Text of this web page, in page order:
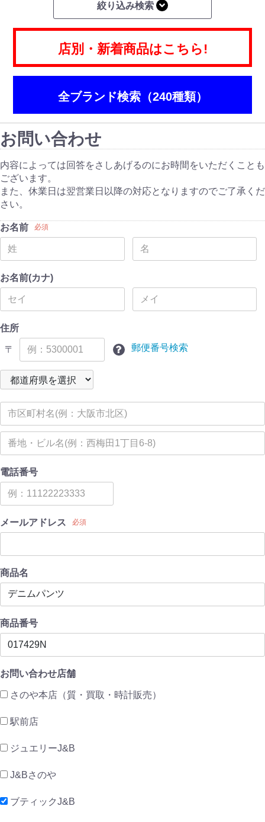
絞り込み検索
店別・新着商品はこちら!
全ブランド検索（240種類）
お問い合わせ
内容によっては回答をさしあげるのにお時間をいただくことも
ございます。
また、休業日は翌営業日以降の対応となりますのでご了承くだ
さい。
お名前 必須
お名前(カナ)
住所
〒 郵便番号検索
電話番号
メールアドレス 必須
商品名
商品番号
お問い合わせ店舗
さのや本店（質・買取・時計販売）
駅前店
ジュエリーJ&B
J&Bさのや
ブティックJ&B